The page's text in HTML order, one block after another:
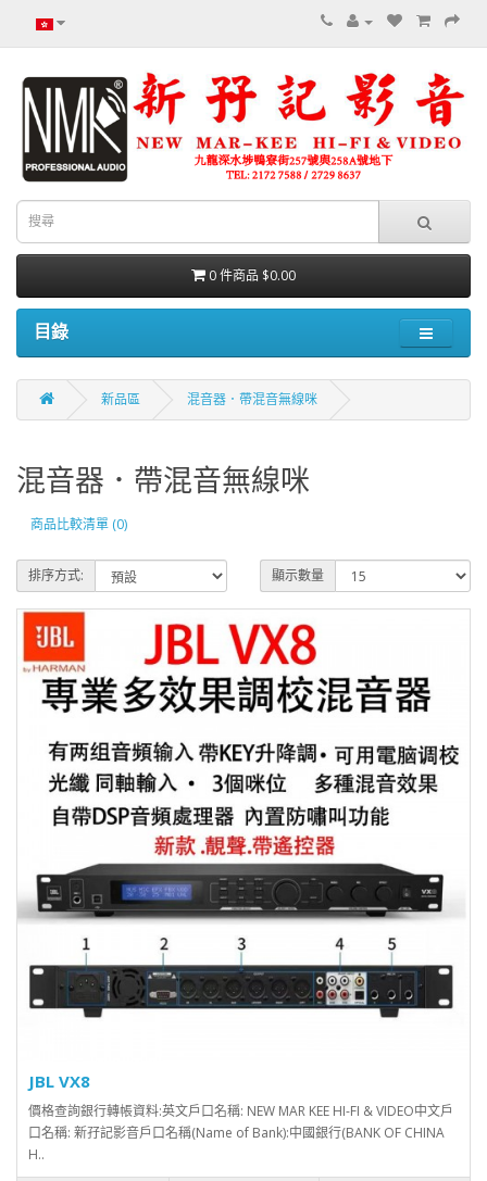
0 件商品 $0.00
目錄
新品區 混音器．帶混音無線咪
混音器．帶混音無線咪
商品比較清單 (0)
排序方式: 顯示數量
JBL VX8
價格查詢銀行轉帳資料:英文戶口名稱: NEW MAR KEE HI-FI & VIDEO中文戶
口名稱: 新孖記影音戶口名稱(Name of Bank):中國銀行(BANK OF CHINA
H..